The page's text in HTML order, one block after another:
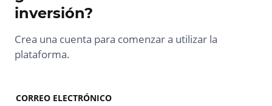
inversión?
Crea una cuenta para comenzar a utilizar la
plataforma.
CORREO ELECTRÓNICO